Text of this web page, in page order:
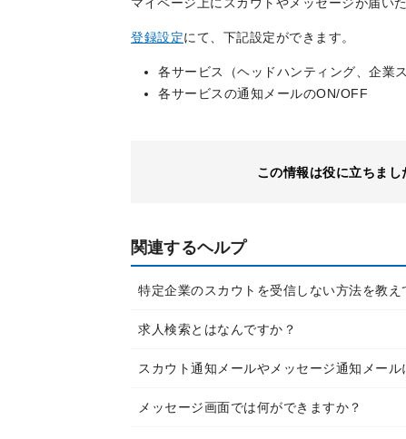
登録設定にて、下記設定ができます。
各サービス（ヘッドハンティング、企業
各サービスの通知メールのON/OFF
この情報は役に立ちまし
関連するヘルプ
特定企業のスカウトを受信しない方法を教え
求人検索とはなんですか？
スカウト通知メールやメッセージ通知メー
メッセージ画面では何ができますか？